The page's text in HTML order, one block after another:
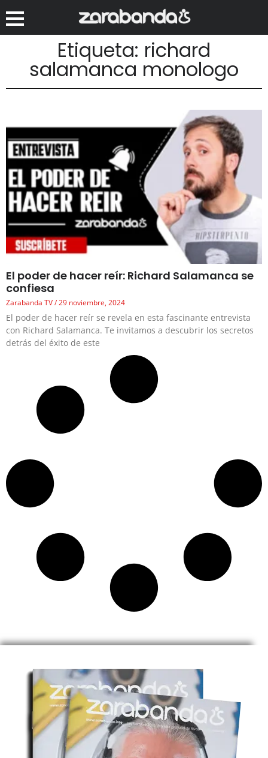
Etiqueta: richard
salamanca monologo
El poder de hacer reír: Richard Salamanca se
confiesa
Zarabanda TV 29 noviembre, 2024
El poder de hacer reír se revela en esta fascinante entrevista
con Richard Salamanca. Te invitamos a descubrir los secretos
detrás del éxito de este